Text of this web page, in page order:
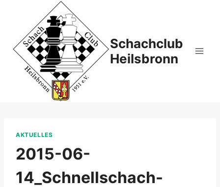
springen
Schachclub
Heilsbronn
AKTUELLES
2015-06-
14_Schnellschach-